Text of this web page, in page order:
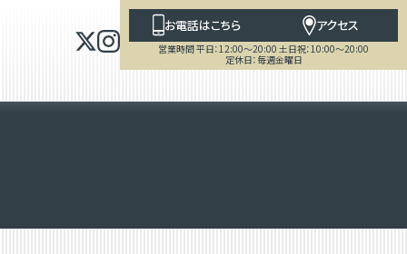
お電話はこちら アクセス
営業時間 平日：12:00～20:00 土日祝：10:00～20:00
定休日：毎週金曜日